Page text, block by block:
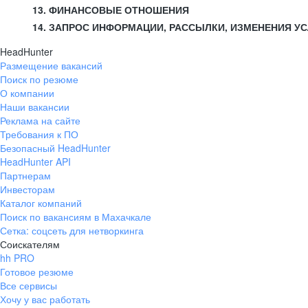
13. ФИНАНСОВЫЕ ОТНОШЕНИЯ
14. ЗАПРОС ИНФОРМАЦИИ, РАССЫЛКИ, ИЗМЕНЕНИЯ
HeadHunter
Размещение вакансий
Поиск по резюме
О компании
Наши вакансии
Реклама на сайте
Требования к ПО
Безопасный HeadHunter
HeadHunter API
Партнерам
Инвесторам
Каталог компаний
Поиск по вакансиям в Махачкале
Сетка: соцсеть для нетворкинга
Соискателям
hh PRO
Готовое резюме
Все сервисы
Хочу у вас работать